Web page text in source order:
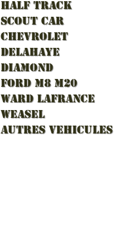
HALF TRACK
SCOUT CAR
CHEVROLET
DELAHAYE
DIAMOND
FORD M8 M20
WARD LAFRANCE
WEASEL
AUTRES VEHICULES